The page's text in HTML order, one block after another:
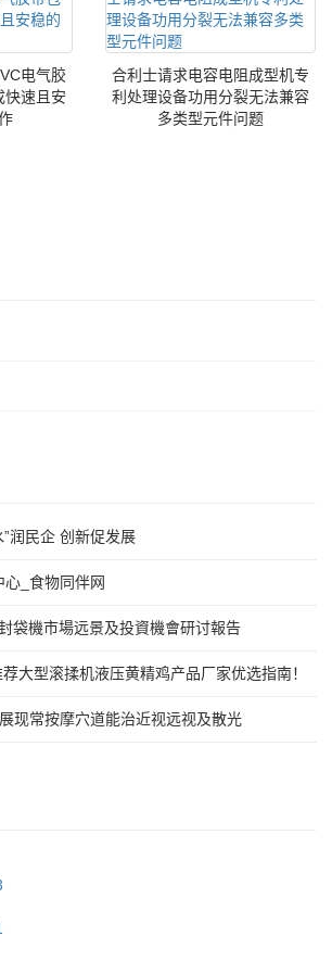
电气胶
快速且安
合利士请求电容电阻成型机专
利处理设备功用分裂无法兼容
多类型元件问题
润民企 创新促发展
_食物同伴网
袋機市場远景及投資機會研讨報告
大型滚揉机液压黄精鸡产品厂家优选指南！
现常按摩穴道能治近视远视及散光